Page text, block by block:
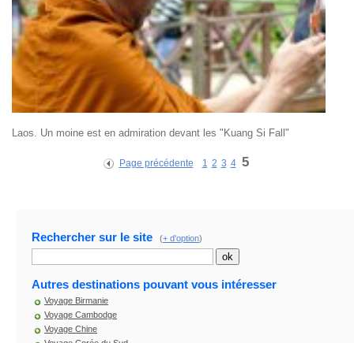
Laos. Un moine est en admiration devant les "Kuang Si Fall"
Page précédente 1 2 3 4 5
Rechercher sur le site (+ d'option)
Autres destinations pouvant vous intéresser
Voyage Birmanie
Voyage Cambodge
Voyage Chine